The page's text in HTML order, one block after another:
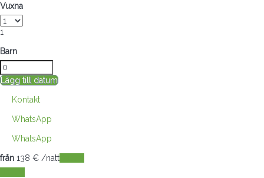
Vuxna
1
Barn
Lägg till datum
Kontakt
WhatsApp
WhatsApp
från 138 € /natt